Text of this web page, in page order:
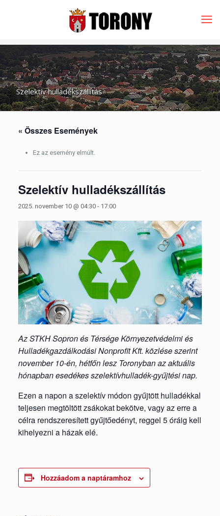
Szelektív hulladékszállítás
« Összes Események
Ez az esemény elmúlt.
Szelektív hulladékszállítás
2025. november 10 @ 04:30- 17:00
Az STKH Sopron és Térsége Környezetvédelmi és
Hulladékgazdálkodási Nonprofit Kft. közlése szerint
november 10-én, hétfőn lesz Toronyban az aktuális
hónapban esedékes szelektívhulladék-gyűjtési nap.
Ezen a napon a szelektív módon gyűjtött hulladékkal
teljesen megtöltött zsákokat bekötve, vagy az erre a
célra rendszeresített gyűjtőedényt, reggel 5 óráig kell
kihelyezni a házak elé.
Hozzáadom a naptáramhoz